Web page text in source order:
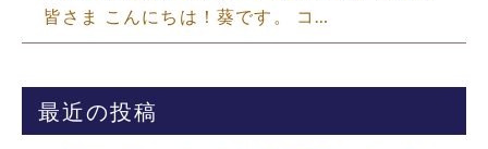
皆さま こんにちは！葵です。 コ…
最近の投稿